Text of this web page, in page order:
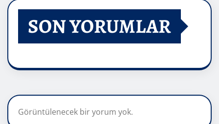
SON YORUMLAR
Görüntülenecek bir yorum yok.